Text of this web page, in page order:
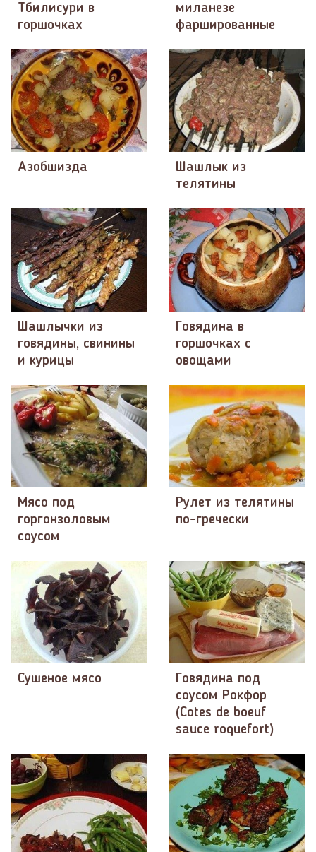
Тбилисури в
горшочках
миланезе
фаршированные
Азобшизда
Шашлык из
телятины
Шашлычки из
говядины, свинины
и курицы
Говядина в
горшочках с
овощами
Мясо под
горгонзоловым
соусом
Рулет из телятины
по-гречески
Сушеное мясо
Говядина под
соусом Рокфор
(Сotes de boeuf
sauce roquefort)